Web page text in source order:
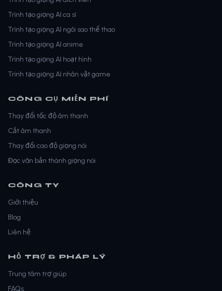
Trình tạo giọng AI ca sĩ
Trình tạo giọng AI ngôi sao thể thao
Trình tạo giọng AI anime
Trình tạo giọng AI hoạt hình
Trình tạo giọng AI nhân vật game
CÔNG CỤ MIỄN PHÍ
Thay đổi tốc độ âm thanh
Cắt âm thanh
Thay đổi cao độ giọng nói
Đọc văn bản thành giọng nói
CÔNG TY
Giới thiệu
Blog
Liên hệ
HỖ TRỢ & PHÁP LÝ
Trung tâm trợ giúp
FAQs